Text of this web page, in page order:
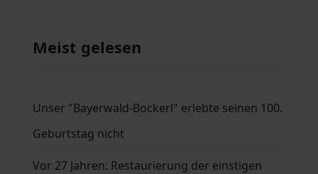
Meist gelesen
Unser "Bayerwald-Bockerl" erlebte seinen 100.
Geburtstag nicht
Vor 27 Jahren: Restaurierung der einstigen